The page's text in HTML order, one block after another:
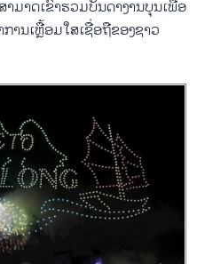
ມາດເຂົ້າຮ່ວມບັນດາງານບຸນເພື່ອ
ານເຫຼື້ອມໃສເຊື່ອຖືຂອງຊາວ